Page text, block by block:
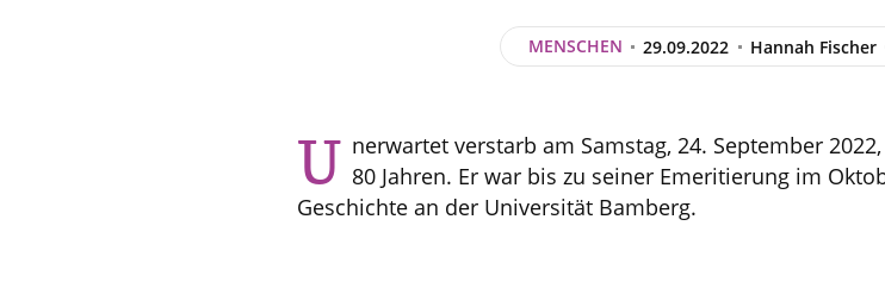
MENSCHEN 29.09.2022 Hannah Fischer
U nerwartet verstarb am Samstag, 24. September
80 Jahren. Er war bis zu seiner Emeritierung im
Geschichte an der Universität Bamberg.